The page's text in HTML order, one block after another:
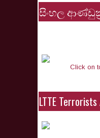
සිංහල
Click on
LTTE